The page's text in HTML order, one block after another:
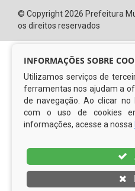
© Copyright 2026 Prefeitura
os direitos reservados
INFORMAÇÕES SOBRE
Utilizamos serviços de
ferramentas nos ajudam a
de navegação. Ao clicar no
com o uso de cookies
informações, acesse a nossa